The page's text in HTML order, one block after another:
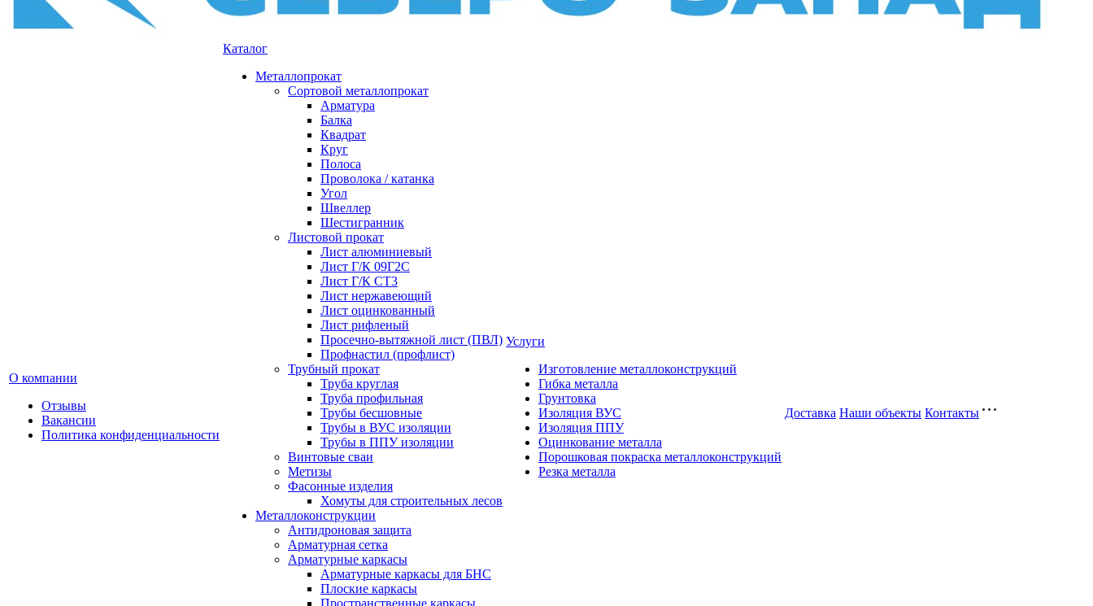
О компании
Отзывы
Вакансии
Политика конфиденциальности
Каталог
Металлопрокат
Сортовой металлопрокат
Арматура
Балка
Квадрат
Круг
Полоса
Проволока / катанка
Угол
Швеллер
Шестигранник
Листовой прокат
Лист алюминиевый
Лист Г/К 09Г2С
Лист Г/К СТ3
Лист нержавеющий
Лист оцинкованный
Лист рифленый
Просечно-вытяжной лист (ПВЛ)
Профнастил (профлист)
Трубный прокат
Труба круглая
Труба профильная
Трубы бесшовные
Трубы в ВУС изоляции
Трубы в ППУ изоляции
Винтовые сваи
Метизы
Фасонные изделия
Хомуты для строительных лесов
Металлоконструкции
Антидроновая защита
Арматурная сетка
Арматурные каркасы
Арматурные каркасы для БНС
Плоские каркасы
Пространственные каркасы
Услуги
Изготовление металлоконструкций
Гибка металла
Грунтовка
Изоляция ВУС
Изоляция ППУ
Оцинкование металла
Порошковая покраска металлоконструкций
Резка металла
Доставка Наши объекты Контакты